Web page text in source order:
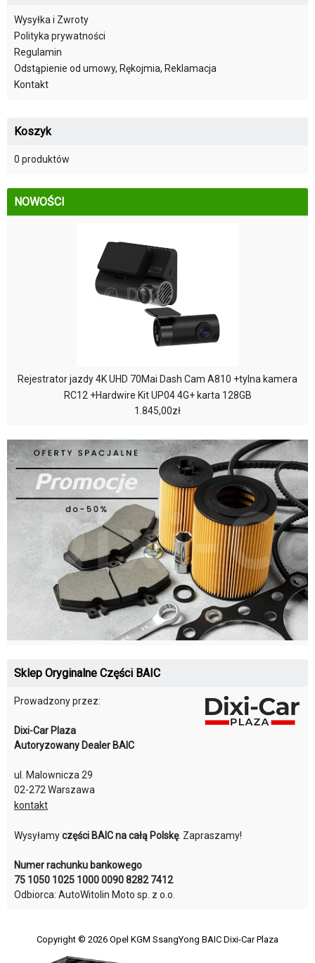
Wysyłka i Zwroty
Polityka prywatności
Regulamin
Odstąpienie od umowy, Rękojmia, Reklamacja
Kontakt
Koszyk
0 produktów
NOWOŚCI
Rejestrator jazdy 4K UHD 70Mai Dash Cam A810 +tylna kamera
RC12 +Hardwire Kit UP04 4G+ karta 128GB
1.845,00zł
Sklep Oryginalne Części BAIC
Prowadzony przez:
Dixi-Car Plaza
Autoryzowany Dealer BAIC
ul. Malownicza 29
02-272 Warszawa
kontakt
Wysyłamyczęści BAIC na całą Polskę. Zapraszamy!
Numer rachunku bankowego
75 1050 1025 1000 0090 8282 7412
Odbiorca: AutoWitolin Moto sp. z o.o.
Copyright © 2026 Opel KGM SsangYong BAIC Dixi-Car Plaza